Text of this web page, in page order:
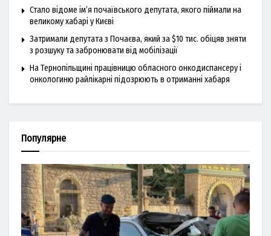
Стало відоме ім’я почаївського депутата, якого піймали на
великому хабарі у Києві
Затримали депутата з Почаєва, який за $10 тис. обіцяв зняти
з розшуку та забронювати від мобілізації
На Тернопільщині працівницю обласного онкодиспансеру і
онкологиню райлікарні підозрюють в отриманні хабаря
Популярне